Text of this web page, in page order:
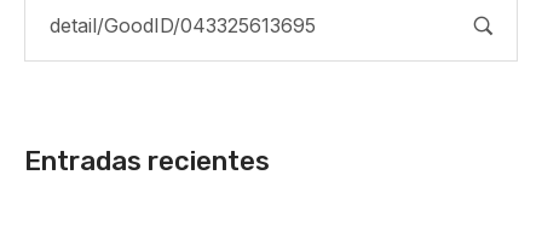
Entradas recientes